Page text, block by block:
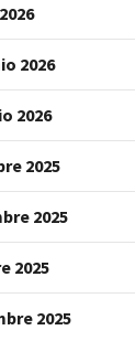
2026
2026
2025
2025
2025
2025